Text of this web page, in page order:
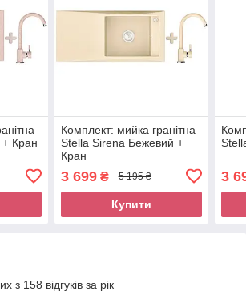
Кран
Комплект: мийка гранітна
Stella Sirena Бежевий +
Кран
3 699₴ 5 195 ₴
Купити
3
з 158 відгуків за рік